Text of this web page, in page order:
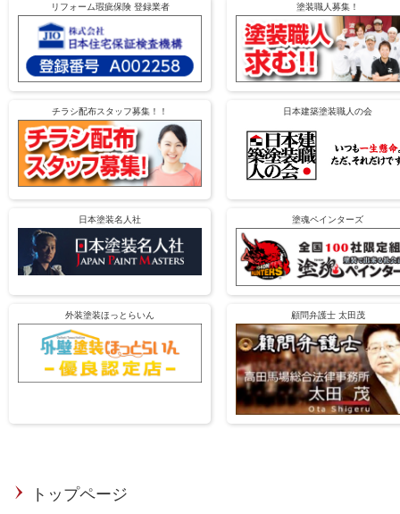
リフォーム瑕疵保険 登録業者 塗装職人募集！
チラシ配布スタッフ募集！！ 日本建築塗装職人の会
日本塗装名人社 塗魂ペインターズ
外装塗装ほっとらいん 顧問弁護士 太田茂
トップページ